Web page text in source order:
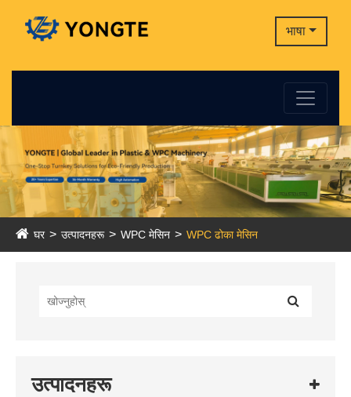
भाषा
घर उत्पादनहरू WPC मेसिन WPC ढोका मेसिन
उत्पादनहरू